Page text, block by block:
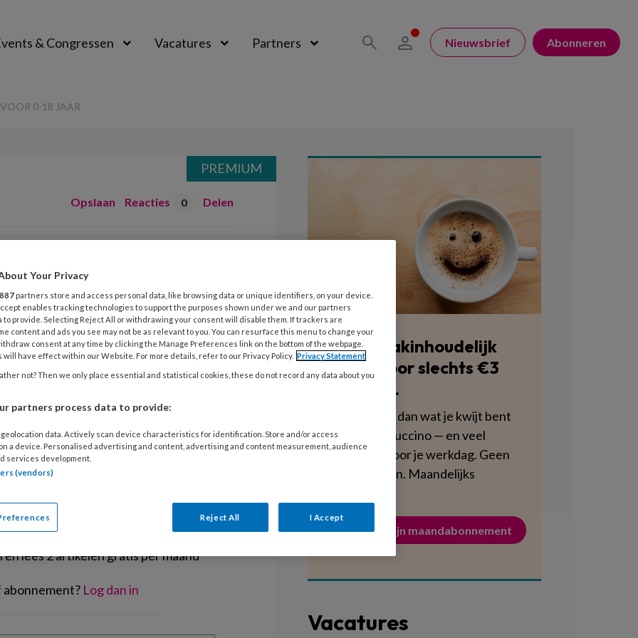
& Congressen Vacatures Partners Nieuwsbrief Abonneren
0-18 JAAR
Opslaan Reacties 0 Delen
voor 0-18
om nieuwe schoolvormen te
voor 0 tot 18 jaar. De
gaan niet ver genoeg, zegt het
lezen?
lees 2 artikelen gratis per maand
Log dan in
PREMIUM
Blijf vakinhoudelijk
scherp voor slechts €3
per week.
Dat is minder dan wat je kwijt bent
aan een cappuccino — en veel
voedzamer voor je werkdag. Geen
verplichtingen. Maandelijks
Activeer mijn maandabonnement
Vacatures
Your Privacy
887 partners store and access personal data, like browsing data or unique identifiers, on your device.
enables tracking technologies to support the purposes shown under we and our partners
to provide. Selecting Reject All or withdrawing your consent will disable them. If trackers are
content and ads you see may not be as relevant to you. You can resurface this menu to change your
consent at any time by clicking the Manage Preferences link on the bottom of the webpage.
will have effect within our Website. For more details, refer to our Privacy Policy. Privacy Statement
not? Then we only place essential and statistical cookies, these do not record any data about you
partners process data to provide:
data. Actively scan device characteristics for identification. Store and/or access
a device. Personalised advertising and content, advertising and content measurement, audience
services development.
(vendors)
Reject All I Accept